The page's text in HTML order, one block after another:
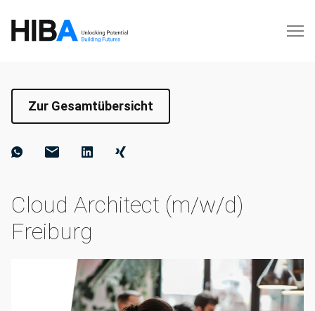
Zur Gesamtübersicht
Cloud Architect (m/w/d)
Freiburg